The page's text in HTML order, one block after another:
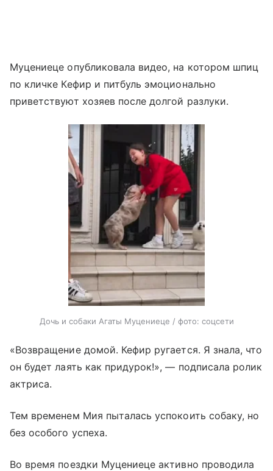
Муцениеце опубликовала видео, на котором шпиц
по кличке Кефир и питбуль эмоционально
приветствуют хозяев после долгой разлуки.
Дочь и собаки Агаты Муцениеце / фото: соцсети
«Возвращение домой. Кефир ругается. Я знала, что
он будет лаять как придурок!», — подписала ролик
актриса.
Тем временем Мия пыталась успокоить собаку, но
без особого успеха.
Во время поездки Муцениеце активно проводила